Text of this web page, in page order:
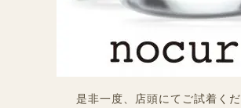
是非一度、店頭にてご試着くだ